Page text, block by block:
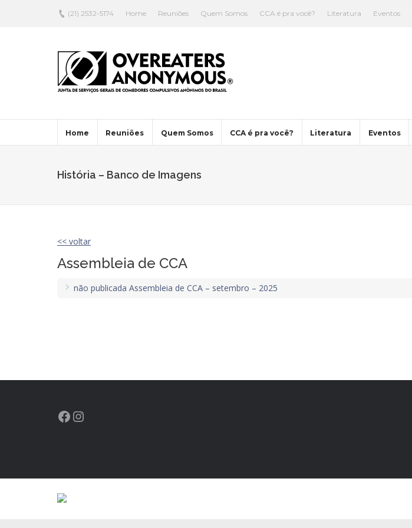
(21) 2532-5174 Home Reuniões Quem Somos CCA é pra você? Literatura Eventos
Home Reuniões Quem Somos CCA é pra você? Literatura Eventos
História – Banco de Imagens
<< voltar
Assembleia de CCA
não publicada Assembleia de CCA – setembro – 2025